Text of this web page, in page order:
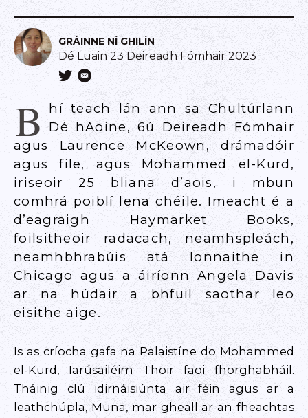
GRÁINNE NÍ GHILÍN
Dé Luain 23 Deireadh Fómhair 2023
B
hí teach lán ann sa Chultúrlann
Dé hAoine, 6ú Deireadh Fómhair
agus Laurence McKeown, drámadóir
agus file, agus Mohammed el-Kurd,
iriseoir 25 bliana d’aois, i mbun
comhrá poiblí lena chéile. Imeacht é a
d’eagraigh Haymarket Books,
foilsitheoir radacach, neamhspleách,
neamhbhrabúis atá lonnaithe in
Chicago agus a áiríonn Angela Davis
ar na húdair a bhfuil saothar leo
eisithe aige.
Is as críocha gafa na Palaistíne do Mohammed
el-Kurd, Iarúsailéim Thoir faoi fhorghabháil.
Tháinig clú idirnáisiúnta air féin agus ar a
leathchúpla, Muna, mar gheall ar an fheachtas